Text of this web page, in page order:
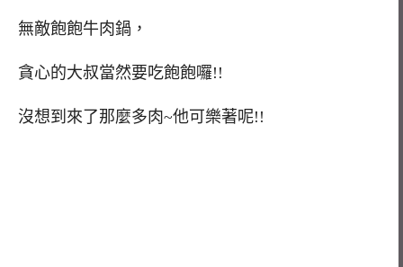
無敵飽飽牛肉鍋，
貪心的大叔當然要吃飽飽囉!!
沒想到來了那麼多肉~他可樂著呢!!